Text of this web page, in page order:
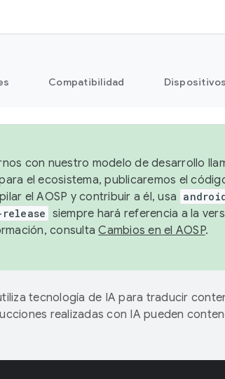
Compatibilidad
con nuestro modelo de desarrollo
el ecosistema, publicaremos el
el AOSP y contribuir a él, usa
siempre hará referencia a la
consultaCambios en el AOSP.
tecnología de IA para traducir
realizadas con IA pueden